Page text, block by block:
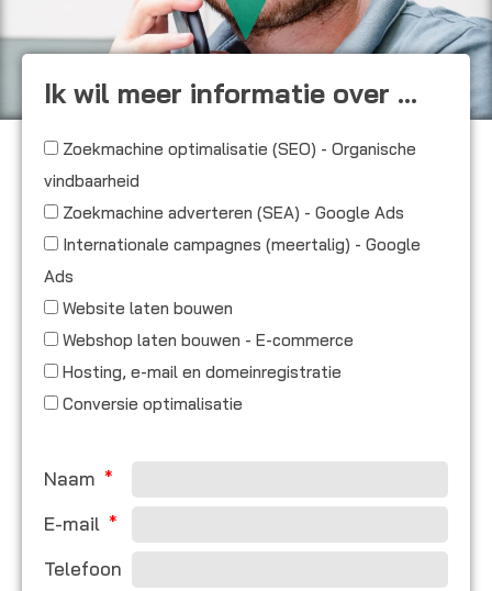
Ik wil meer informatie over ...
Zoekmachine optimalisatie (SEO) - Organische
vindbaarheid
Zoekmachine adverteren (SEA) - Google Ads
Internationale campagnes (meertalig) - Google
Ads
Website laten bouwen
Webshop laten bouwen - E-commerce
Hosting, e-mail en domeinregistratie
Conversie optimalisatie
Naam
E-mail
Telefoon